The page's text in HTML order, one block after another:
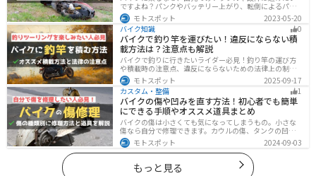
ですよね？パンクやバッテリー上がり、転倒によるパー
ツの破損、鍵紛失などよくあるトラブルと対処法を徹底
的にまとめました！実際に遭遇しなくても対処法を知
り、事前に準備しておくようにしましょう。
モトスポット
2023-05-20
バイク知識
0
バイクで釣り竿を運びたい！違反にならない積
載方法は？注意点も解説
バイクで釣りに行きたいライダー必見！釣り竿の運び方
や積載時の注意点、違反にならないための法律上の制限
を解説。風の影響やバランス、安全面のポイントを押さ
えつつ、おすすめのロッドケース・ロッドホルダー・コ
ンパクトロッドも紹介。ツーリング途中に気軽に釣りを
楽しみたい方にも最適な情報が満載
モトスポット
2025-09-17
カスタム・整備
1
バイクの傷や凹みを直す方法！初心者でも簡単
にできる手順やオススメ道具まとめ
バイクの傷は小さくても気になってしまうもの。小さな
傷なら自分で修理できます。カウルの傷、タンクの凹
み、サビ、樹脂の劣化、ホイールの傷などあらゆる傷の
修理方法をまとめました。自分でバイクの傷を直したい
と思っている人は参考にしてください。
モトスポット 2024-09-03
もっと見る